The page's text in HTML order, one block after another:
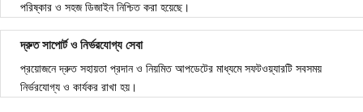
পরিষ্কার ও সহজ ডিজাইন নিশ্চিত করা হয়েছে।
দ্রুত সাপোর্ট ও নির্ভরযোগ্য সেবা
প্রয়োজনে দ্রুত সহায়তা প্রদান ও নিয়মিত আপডেটের মাধ্যমে সফটওয়্যারটি সবসময়
নির্ভরযোগ্য ও কার্যকর রাখা হয়।